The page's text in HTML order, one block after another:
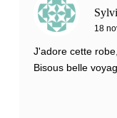
18
J'adore cette
Bisous belle